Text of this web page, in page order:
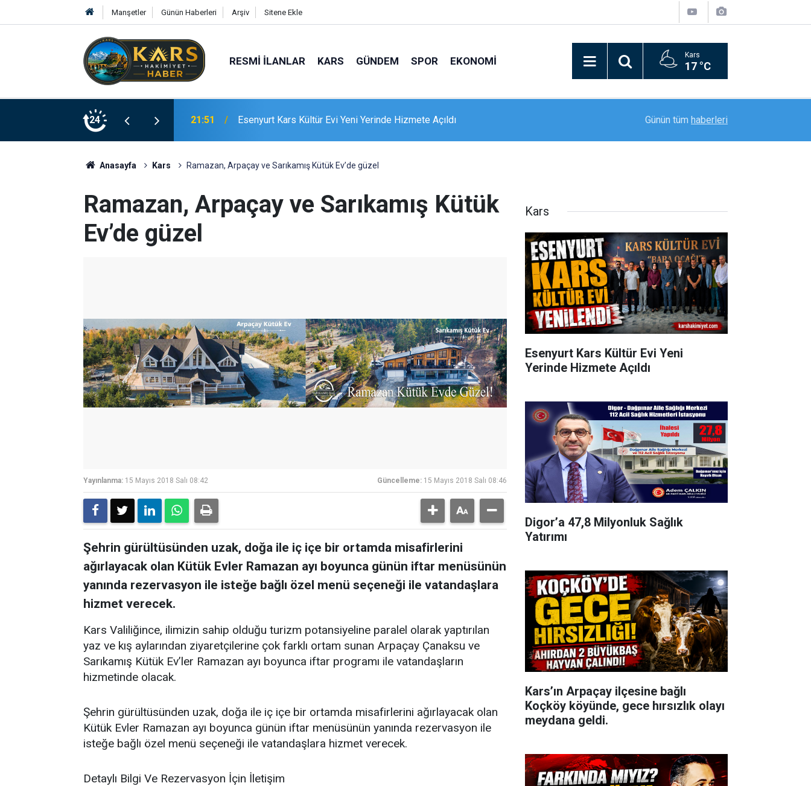
Manşetler Günün Haberleri Arşiv Sitene Ekle
RESMI İLANLAR KARS GÜNDEM SPOR EKONOMI Kars
17 °C
24
Hizmete Açıldı 21:19
merdivenle kurtardı
Bitlis’in kurtuluşunun 110. yılı coşkusu kortej
Günün tüm haberleri
Anasayfa Kars Ramazan, Arpaçay ve Sarıkamış Kütük Ev’de güzel
Ramazan, Arpaçay ve Sarıkamış Kütük
Ev’de güzel
Yayınlanma: 15 Mayıs 2018 Salı 08:42 Güncelleme: 15 Mayıs 2018 Salı 08:46
Şehrin gürültüsünden uzak, doğa ile iç içe bir ortamda misafirlerini
ağırlayacak olan Kütük Evler Ramazan ayı boyunca günün iftar menüsünün
yanında rezervasyon ile isteğe bağlı özel menü seçeneği ile vatandaşlara
hizmet verecek.
Kars Valiliğince, ilimizin sahip olduğu turizm potansiyeline paralel olarak yaptırılan
yaz ve kış aylarından ziyaretçilerine çok farklı ortam sunan Arpaçay Çanaksu ve
Sarıkamış Kütük Ev’ler Ramazan ayı boyunca iftar programı ile vatandaşların
hizmetinde olacak.
Şehrin gürültüsünden uzak, doğa ile iç içe bir ortamda misafirlerini ağırlayacak olan
Kütük Evler Ramazan ayı boyunca günün iftar menüsünün yanında rezervasyon ile
isteğe bağlı özel menü seçeneği ile vatandaşlara hizmet verecek.
Detaylı Bilgi Ve Rezervasyon İçin İletişim
Kars
Esenyurt Kars Kültür Evi Yeni
Yerinde Hizmete Açıldı
Digor’a 47,8 Milyonluk Sağlık
Yatırımı
Kars’ın Arpaçay ilçesine bağlı
Koçköy köyünde, gece hırsızlık olayı
meydana geldi.